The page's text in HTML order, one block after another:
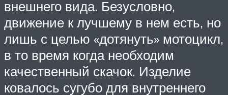
внешнего вида. Безусловно,
движение к лучшему в нем есть, но
лишь с целью «дотянуть» мотоцикл,
в то время когда необходим
качественный скачок. Изделие
ковалось сугубо для внутреннего